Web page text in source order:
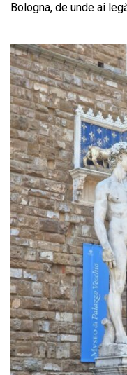
Bologna, de unde ai